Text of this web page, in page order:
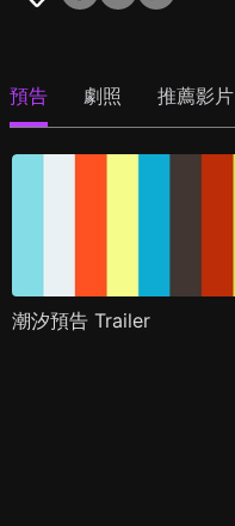
預告 劇照 推薦影片
潮汐預告 Trailer